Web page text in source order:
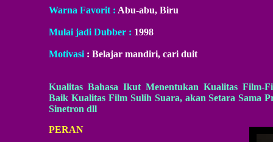
Warna Favorit : Abu-abu, Biru
Mulai jadi Dubber : 1998
Motivasi : Belajar mandiri, cari duit
Kualitas Bahasa Ikut Menentukan Kualitas Film-
Baik Kualitas Film Sulih Suara, akan Setara Sama
Sinetron dll
PERAN